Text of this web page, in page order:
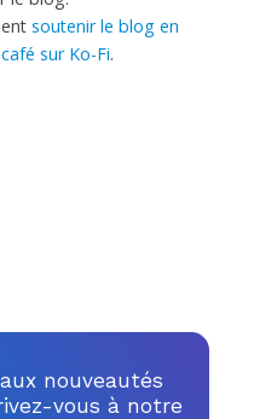
soutenir le blog en
sur Ko-Fi.
nouveautés
vous à notre